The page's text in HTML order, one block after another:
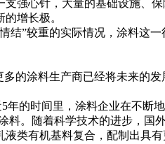
强心针，大量的基础设施、保
增长极。
”较重的实际情况，涂料这一
的涂料生产商已经将未来的发
的时间里，涂料企业在不断
。随着科学技术的进步，国
类有机基料复合，配制出具